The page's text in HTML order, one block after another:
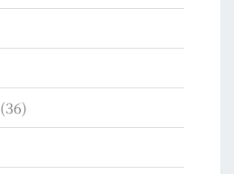
(36)